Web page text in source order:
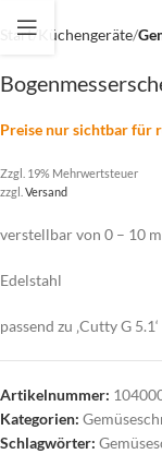
Start Küchengeräte
Preise nur sichtbar für
Zzgl. 19% Mehrwertsteuer
zzgl. Versand
verstellbar von 0 – 10
Edelstahl
passend zu ‚Cutty G 5.1‘
Artikelnummer:
Kategorien:
Schlagwörter: